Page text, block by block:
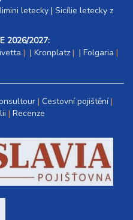
letecky | Sicílie letecky z
2026/2027:
| Kronplatz | Folgaria
Cestovní pojištění
Recenze